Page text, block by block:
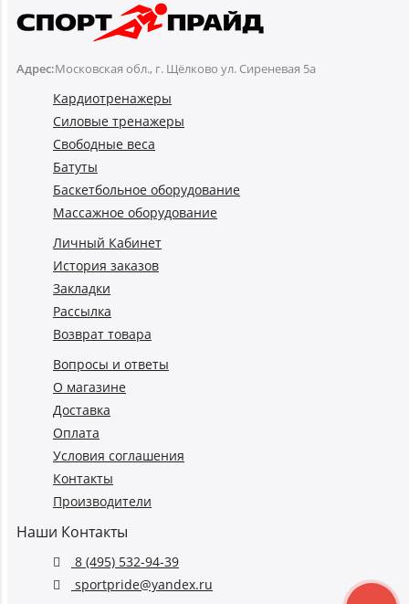
Адрес:Московская обл., г. Щёлково ул. Сиреневая 5а
Кардиотренажеры
Силовые тренажеры
Свободные веса
Батуты
Баскетбольное оборудование
Массажное оборудование
Личный Кабинет
История заказов
Закладки
Рассылка
Возврат товара
Вопросы и ответы
О магазине
Доставка
Оплата
Условия соглашения
Контакты
Производители
Наши Контакты
8 (495) 532-94-39
sportpride@yandex.ru